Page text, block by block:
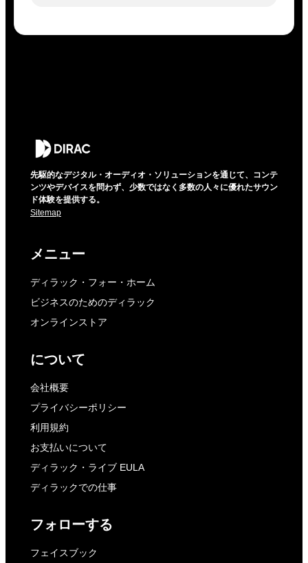
先駆的なデジタル・オーディオ・ソリューションを通じて、コンテ
ンツやデバイスを問わず、少数ではなく多数の人々に優れたサウン
ド体験を提供する。
Sitemap
メニュー
ディラック・フォー・ホーム
ビジネスのためのディラック
オンラインストア
について
会社概要
プライバシーポリシー
利用規約
お支払いについて
ディラック・ライブ EULA
ディラックでの仕事
フォローする
フェイスブック